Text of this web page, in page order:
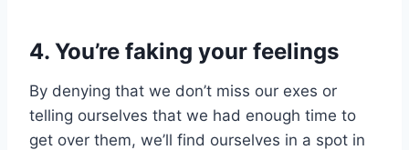
4. You’re faking your feelings
By denying that we don’t miss our exes or
telling ourselves that we had enough time to
get over them, we’ll find ourselves in a spot in